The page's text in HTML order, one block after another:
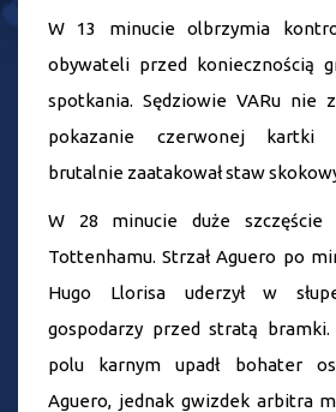
W 13 minucie olbrzymia
obywateli przed koniecznością
spotkania. Sędziowie VARu nie
pokazanie czerwonej kartki
brutalnie zaatakował staw
W 28 minucie duże szczęście
Tottenhamu. Strzał Aguero po
Hugo Llorisa uderzył w
gospodarzy przed stratą
polu karnym upadł bohater
Aguero, jednak gwizdek arbitra